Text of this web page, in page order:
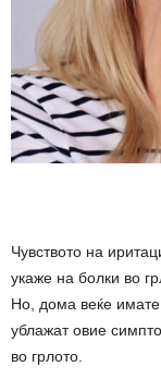
Чувството на
укаже на болки во
Но, дома веќе
ублажат овие
во грлото.